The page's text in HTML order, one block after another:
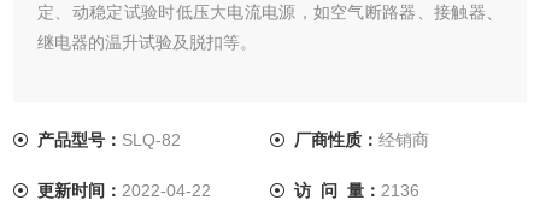
定、动稳定试验时低压大电流电源，如空气断路器、接触器、
继电器的温升试验及脱扣等。
产品型号： SLQ-82 厂商性质： 经销商
更新时间： 2022-04-22 访 问 量： 2136